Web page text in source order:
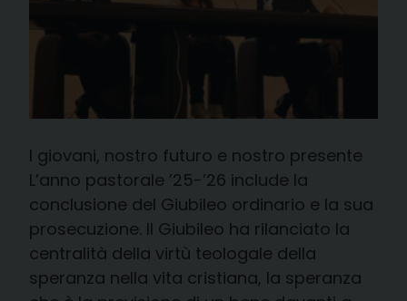
I giovani, nostro futuro e nostro presente
L’anno pastorale ’25-’26 include la
conclusione del Giubileo ordinario e la sua
prosecuzione. Il Giubileo ha rilanciato la
centralità della virtù teologale della
speranza nella vita cristiana, la speranza